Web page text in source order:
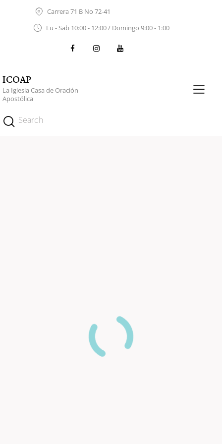
Carrera 71 B No 72-41
Lu - Sab 10:00 - 12:00 / Domingo 9:00 - 1:00
ICOAP
La Iglesia Casa de Oración
Apostólica